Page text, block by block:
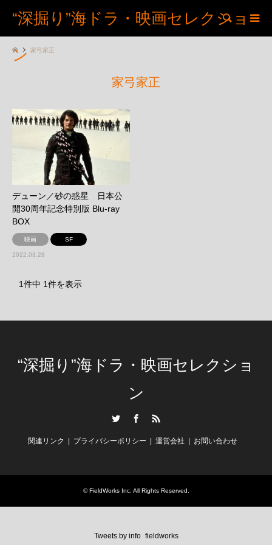
“深掘り”海ドラ・映画セレクショ
ン
検索
家弓家正
家弓家正
デューン／砂の惑星 日本公
開30周年記念特別版 Blu-ray
BOX
映画 SF
2022.03.28
1件中 1件を表示
“深掘り”海ドラ・映画セレクショ
ン
関連リンク プライバシーポリシー 運営会社 お問い合わせ
©FieldWorks Inc. All Rights Reserved.
Tweets by info_fieldworks